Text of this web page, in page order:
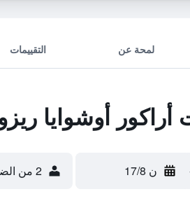
لمحة عن التقييمات
أوشوايا
ن 17/8 2 من الضيوف، غرفة واحدة